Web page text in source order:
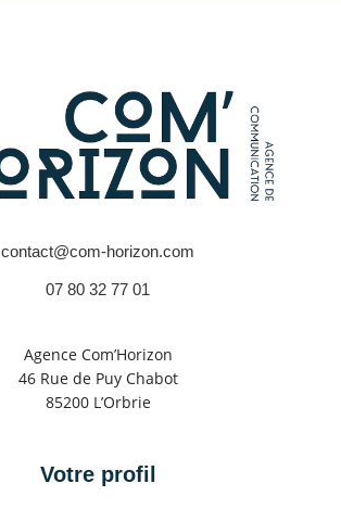
contact@com-horizon.com
07 80 32 77 01
Agence Com’Horizon
46 Rue de Puy Chabot
85200 L’Orbrie
Votre profil